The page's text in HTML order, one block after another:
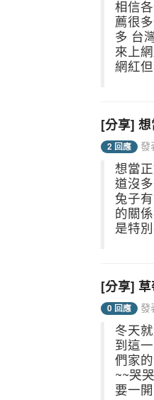
相信
薦很
多 台
來上
網紅
[分享]
2 回應 發
想當
道沒
兔子
的關
是特
[分享]
0 回應 發
冬天
到這
們家
~~哭
要一